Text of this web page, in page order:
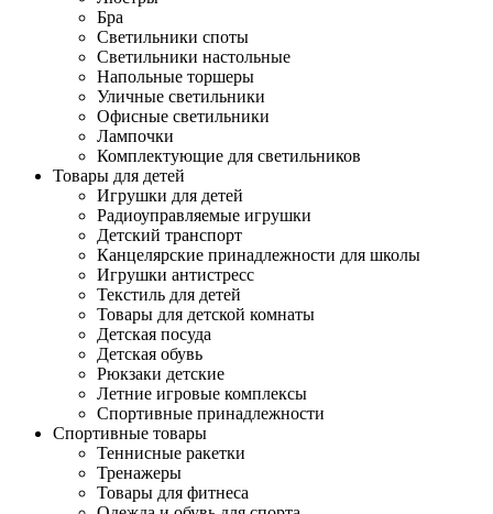
Бра
Светильники споты
Светильники настольные
Напольные торшеры
Уличные светильники
Офисные светильники
Лампочки
Комплектующие для светильников
Товары для детей
Игрушки для детей
Радиоуправляемые игрушки
Детский транспорт
Канцелярские принадлежности для школы
Игрушки антистресс
Текстиль для детей
Товары для детской комнаты
Детская посуда
Детская обувь
Рюкзаки детские
Летние игровые комплексы
Спортивные принадлежности
Спортивные товары
Теннисные ракетки
Тренажеры
Товары для фитнеса